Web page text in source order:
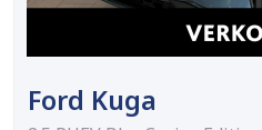
Ford Kuga